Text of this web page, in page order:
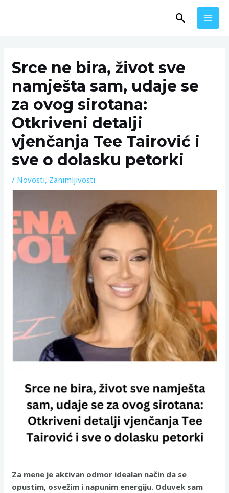
Search
Srce ne bira, život sve
namješta sam, udaje se
za ovog sirotana:
Otkriveni detalji
vjenčanja Tee Tairović i
sve o dolasku petorki
/ Novosti, Zanimljivosti
Za mene je aktivan odmor idealan način da se
opustim, osvežim i napunim energiju. Oduvek sam